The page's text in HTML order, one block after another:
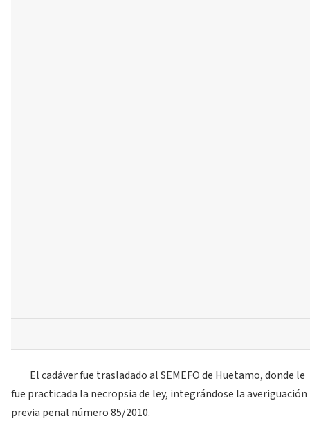
El cadáver fue trasladado al SEMEFO de Huetamo, donde le
fue practicada la necropsia de ley, integrándose la averiguación
previa penal número 85/2010.